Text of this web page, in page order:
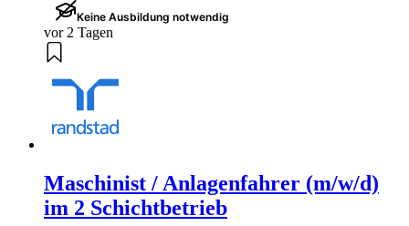
Keine Ausbildung notwendig
vor 2 Tagen
Maschinist / Anlagenfahrer (m/w/d)
im 2 Schichtbetrieb